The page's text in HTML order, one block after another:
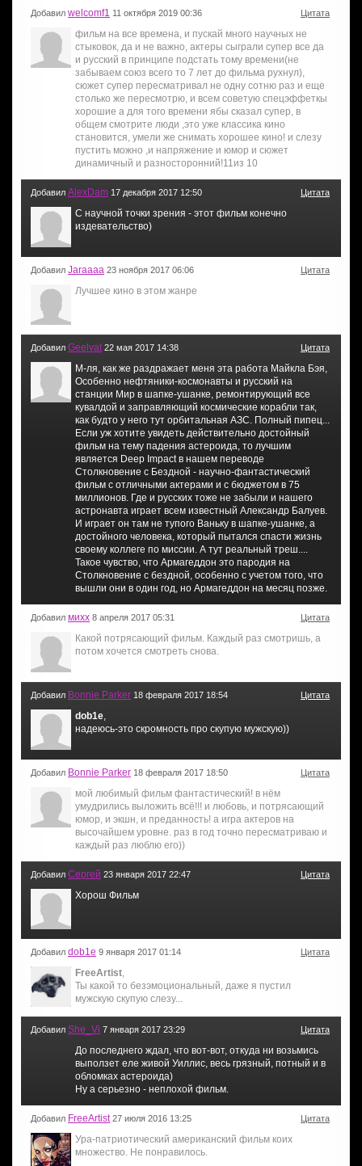
Добавил welcomf1 11 октября 2019 00:36 Цитата
фильм на все времена, и пускай много научных не
стыковок, да и не важно, актеры сыграли супер все да
и русский в принципе подстать тому времени(не
забываем союз всего то 7 лет до фильма рухнул),
сюжет супер пересматривал не одну сотню раз и еще
столько же пересмотрю, и всем советую спецэффеткы
хорошие а для того времени ябы сказал супер, в
общем смотрите люди ,это уже классика кино
становится, умели же снимать хорошее кино! и слезу
пустить можно ,и напряжение и юмор и сюжет
динамичный и разносторонний!11из 10
Добавил AlexDam 17 декабря 2017 12:50 Цитата
С научной точки зрения - этот фильм конечно
издевательство)
Добавил Jaraaaa 23 ноября 2017 06:06 Цитата
Лучшее кино в этом жанре
Добавил Geelvat 22 мая 2017 14:38 Цитата
М-ля, как же раздражает меня эта работа Майкла Бэя,
Особенно нефтяники-космонавты и русский на
станции Мир в шапке-ушанке, ремонтирующий все
кувалдой и заправляющий космические корабли так,
как будто у него тут орбитальная АЗС. Полный пипец...
Если уж хотите увидеть действительно достойный
фильм на тему падения астероида, то лучшим
является Deep Impact в нашем переводе
Столкновение с Бездной - научно-фантастический
фильм с отличными актерами и с бюджетом в 75
миллионов. Где и русских тоже не забыли и нашего
астронавта играет всем известный Александр Балуев.
И играет он там не тупого Ваньку в шапке-ушанке, а
достойного человека, который пытался спасти жизнь
своему коллеге по миссии. А тут реальный треш....
Такое чувство, что Армагеддон это пародия на
Столкновение с бездной, особенно с учетом того, что
вышли они в один год, но Армагеддон на месяц позже.
Добавил михx 8 апреля 2017 05:31 Цитата
Какой потрясающий фильм. Каждый раз смотришь, а
потом хочется смотреть снова.
Добавил Bonnie Parker 18 февраля 2017 18:54 Цитата
dob1e,
надеюсь-это скромность про скупую мужскую))
Добавил Bonnie Parker 18 февраля 2017 18:50 Цитата
мой любимый фильм фантастический! в нём
умудрились выложить всё!!! и любовь, и потрясающий
юмор, и экшн, и преданность! а игра актеров на
высочайшем уровне. раз в год точно пересматриваю и
каждый раз люблю его))
Добавил Сергей 23 января 2017 22:47 Цитата
Хорош Фильм
Добавил dob1e 9 января 2017 01:14 Цитата
FreeArtist,
Ты какой то безэмоциональный, даже я пустил
мужскую скупую слезу...
Добавил She_Vi 7 января 2017 23:29 Цитата
До последнего ждал, что вот-вот, откуда ни возьмись
выползет еле живой Уиллис, весь грязный, потный и в
обломках астероида)
Ну а серьезно - неплохой фильм.
Добавил FreeArtist 27 июля 2016 13:25 Цитата
Ура-патриотический американский фильм коих
множество. Не понравилось.